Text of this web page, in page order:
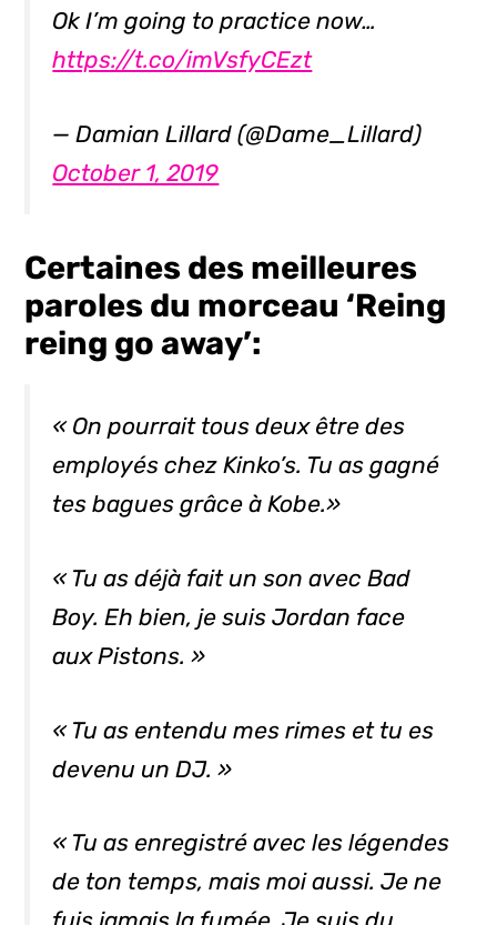
Ok I’m going to practice now…
https://t.co/imVsfyCEzt
— Damian Lillard (@Dame_Lillard)
October 1, 2019
Certaines des meilleures
paroles du morceau ‘Reing
reing go away’:
« On pourrait tous deux être des
employés chez Kinko’s. Tu as gagné
tes bagues grâce à Kobe.»
« Tu as déjà fait un son avecBad
Boy. Eh bien, je suis Jordan face
aux Pistons. »
« Tu as entendu mes rimes et tu es
devenu un DJ. »
« Tu as enregistré avec les légendes
de ton temps, mais moi aussi. Je ne